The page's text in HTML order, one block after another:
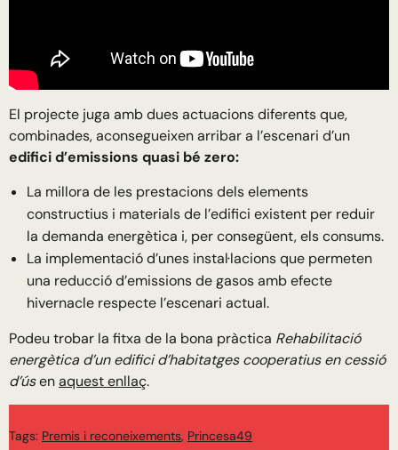
El projecte juga amb dues actuacions diferents que,
combinades, aconsegueixen arribar a l’escenari d’un
edifici d’emissions quasi bé zero:
La millora de les prestacions dels elements
constructius i materials de l’edifici existent per reduir
la demanda energètica i, per consegüent, els consums.
La implementació d’unes instal·lacions que permeten
una reducció d’emissions de gasos amb efecte
hivernacle respecte l’escenari actual.
Podeu trobar la fitxa de la bona pràctica Rehabilitació
energètica d’un edifici d’habitatges cooperatius en cessió
d’úsenaquest enllaç.
Tags: Premis i reconeixements, Princesa49